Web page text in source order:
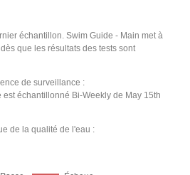
échantillon. Swim Guide - Main met à
que les résultats des tests sont
de surveillance :
échantillonné Bi-Weekly de May 15th
de la qualité de l'eau :